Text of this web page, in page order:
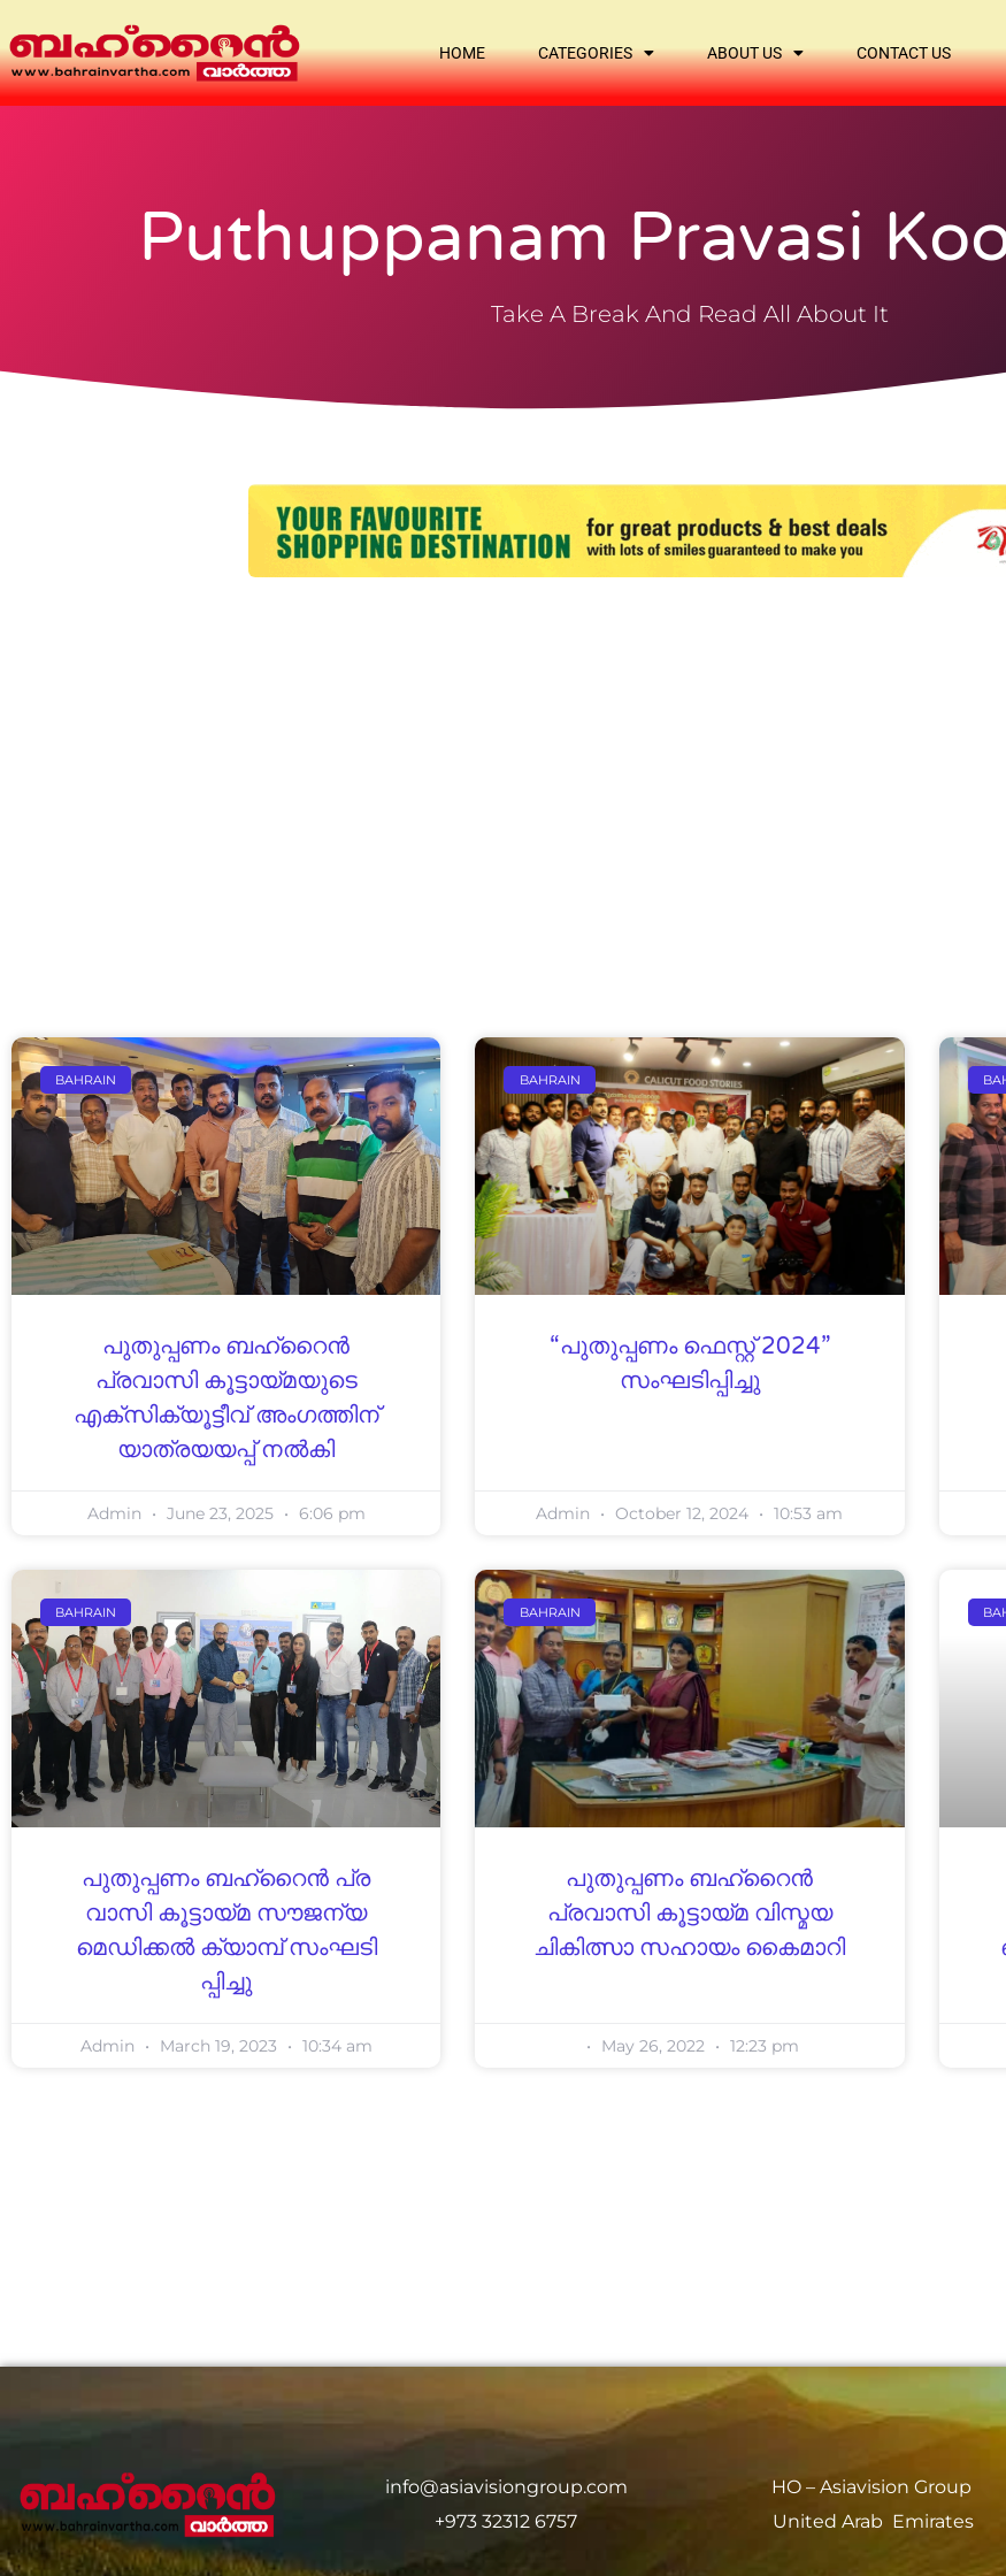
HOME CATEGORIES ABOUT US CONTACT US
Puthuppanam Pravasi
Take A Break And Read All About It
BAHRAIN
പുതുപ്പണം ബഹ്റൈന്‍
പ്രവാസി കൂട്ടായ്മയുടെ
എക്‌സിക്യൂട്ടീവ് അംഗത്തിന്
യാത്രയയപ്പ് നല്‍കി
Admin June 23, 2025 6:06 pm
BAHRAIN
“പുതുപ്പണം ഫെസ്റ്റ് 2024”
സംഘടിപ്പിച്ചു
Admin October 12, 2024 10:53 am
BAHRAIN
പു​തു​പ്പ​ണം ബ​ഹ്‌​റൈ​ൻ പ്ര​
വാ​സി കൂ​ട്ടാ​യ്മ സൗ​ജ​ന്യ
മെ​ഡി​ക്ക​ൽ ക്യാ​മ്പ്‌ സം​ഘ​ടി​
പ്പി​ച്ചു
Admin March 19, 2023 10:34 am
BAHRAIN
പുതുപ്പണം ബഹ്‌റൈൻ
പ്രവാസി കൂട്ടായ്മ വിസ്മയ
ചികിത്സാ സഹായം കൈമാറി
May 26, 2022 12:23 pm
info@asiavisiongroup.com
+973 32312 6757
HO – Asiavision Group
United Arab Emirates